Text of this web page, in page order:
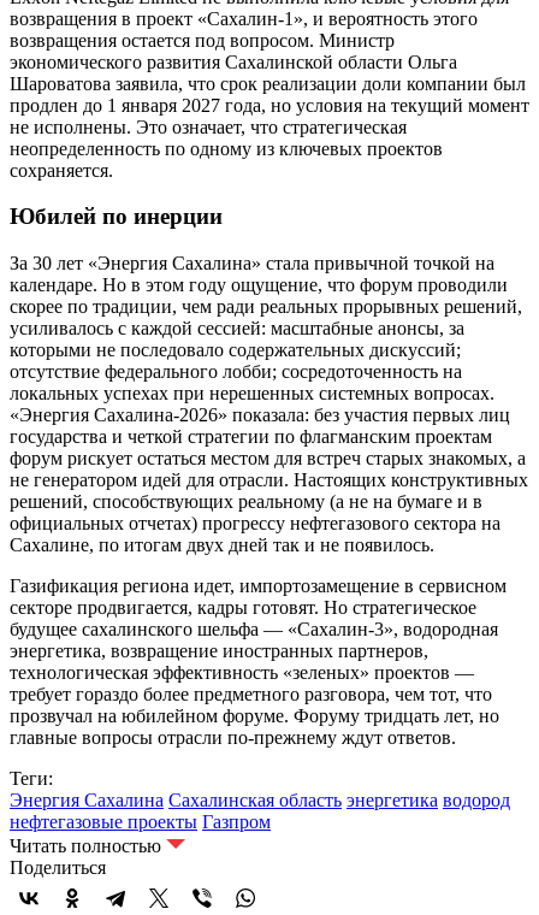
возвращения в проект «Сахалин-1», и вероятность этого
возвращения остается под вопросом. Министр
экономического развития Сахалинской области Ольга
Шароватова заявила, что срок реализации доли компании был
продлен до 1 января 2027 года, но условия на текущий момент
не исполнены. Это означает, что стратегическая
неопределенность по одному из ключевых проектов
сохраняется.
Юбилей по инерции
За 30 лет «Энергия Сахалина» стала привычной точкой на
календаре. Но в этом году ощущение, что форум проводили
скорее по традиции, чем ради реальных прорывных решений,
усиливалось с каждой сессией: масштабные анонсы, за
которыми не последовало содержательных дискуссий;
отсутствие федерального лобби; сосредоточенность на
локальных успехах при нерешенных системных вопросах.
«Энергия Сахалина-2026» показала: без участия первых лиц
государства и четкой стратегии по флагманским проектам
форум рискует остаться местом для встреч старых знакомых, а
не генератором идей для отрасли. Настоящих конструктивных
решений, способствующих реальному (а не на бумаге и в
официальных отчетах) прогрессу нефтегазового сектора на
Сахалине, по итогам двух дней так и не появилось.
Газификация региона идет, импортозамещение в сервисном
секторе продвигается, кадры готовят. Но стратегическое
будущее сахалинского шельфа — «Сахалин-3», водородная
энергетика, возвращение иностранных партнеров,
технологическая эффективность «зеленых» проектов —
требует гораздо более предметного разговора, чем тот, что
прозвучал на юбилейном форуме. Форуму тридцать лет, но
главные вопросы отрасли по-прежнему ждут ответов.
Теги:
Энергия Сахалина Сахалинская область энергетика водород
нефтегазовые проекты Газпром
Читать полностью
Поделиться